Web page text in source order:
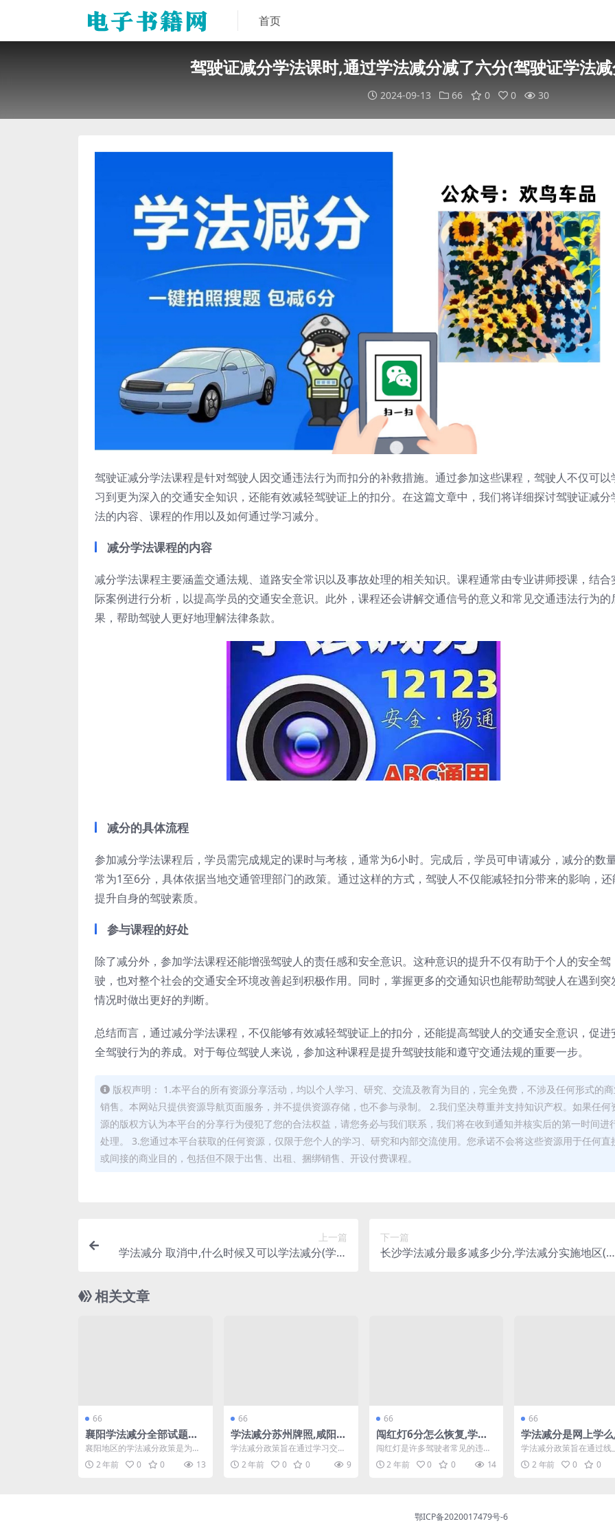
首页
驾驶证减分学法课时,通过学法减分减了六分(驾驶证学法
2024-09-13 66 0 0 30
驾驶证减分学法课程是针对驾驶人因交通违法行为而扣分的补救措施。通过参加这些课程，驾驶人不仅可以
习到更为深入的交通安全知识，还能有效减轻驾驶证上的扣分。在这篇文章中，我们将详细探讨驾驶证减分
法的内容、课程的作用以及如何通过学习减分。
减分学法课程的内容
减分学法课程主要涵盖交通法规、道路安全常识以及事故处理的相关知识。课程通常由专业讲师授课，结合
际案例进行分析，以提高学员的交通安全意识。此外，课程还会讲解交通信号的意义和常见交通违法行为的
果，帮助驾驶人更好地理解法律条款。
减分的具体流程
参加减分学法课程后，学员需完成规定的课时与考核，通常为6小时。完成后，学员可申请减分，减分的数
常为1至6分，具体依据当地交通管理部门的政策。通过这样的方式，驾驶人不仅能减轻扣分带来的影响，还
提升自身的驾驶素质。
参与课程的好处
除了减分外，参加学法课程还能增强驾驶人的责任感和安全意识。这种意识的提升不仅有助于个人的安全驾
驶，也对整个社会的交通安全环境改善起到积极作用。同时，掌握更多的交通知识也能帮助驾驶人在遇到突
情况时做出更好的判断。
总结而言，通过减分学法课程，不仅能够有效减轻驾驶证上的扣分，还能提高驾驶人的交通安全意识，促进
全驾驶行为的养成。对于每位驾驶人来说，参加这种课程是提升驾驶技能和遵守交通法规的重要一步。
版权声明： 1.本平台的所有资源分享活动，均以个人学习、研究、交流及教育为目的，完全免费，不涉及任何形式的
销售。本网站只提供资源导航页面服务，并不提供资源存储，也不参与录制。 2.我们坚决尊重并支持知识产权。如果任何
源的版权方认为本平台的分享行为侵犯了您的合法权益，请您务必与我们联系，我们将在收到通知并核实后的第一时间进
处理。 3.您通过本平台获取的任何资源，仅限于您个人的学习、研究和内部交流使用。您承诺不会将这些资源用于任何直
或间接的商业目的，包括但不限于出售、出租、捆绑销售、开设付费课程。
上一篇
学法减分 取消中,什么时候又可以学法减分(学法
下一篇
长沙学法减分最多减多少分,学法减分实施地区(
相关文章
66
襄阳学法减分全部试题答
案,学法减分答题后认证失
败(湖北襄阳有没有学法减
分)
襄阳地区的学法减分政策是为了
提高驾驶员的法律意识和交通安
全意识而设立的。然而，很...
2 年前 0 0 13
66
学法减分苏州牌照,咸阳开
通学法减分了吗(苏州地区
学法减分)
学法减分政策旨在通过学习交通
法规来促进驾驶者的安全意识，
减少交通违章行为。近年来...
2 年前 0 0 9
66
闯红灯6分怎么恢复,学法
减分政策扬州(闯红灯记6
分怎么消分)
闯红灯是许多驾驶者常见的违规
行为，导致扣分和罚款。对于在
扬州因闯红灯被扣6分的驾...
2 年前 0 0 14
66
学法减分是网上学
员学法减分题库及
法减分可以减多少
学法减分政策旨在通过线
和考试帮助驾驶员了解交
规，以此减轻罚分。本文
2 年前 0 0
鄂ICP备2020017479号-6